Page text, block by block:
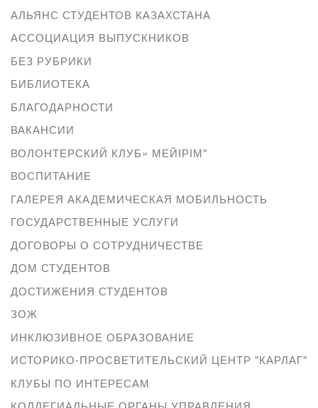
АЛЬЯНС СТУДЕНТОВ КАЗАХСТАНА
АССОЦИАЦИЯ ВЫПУСКНИКОВ
БЕЗ РУБРИКИ
БИБЛИОТЕКА
БЛАГОДАРНОСТИ
ВАКАНСИИ
ВОЛОНТЕРСКИЙ КЛУБ» МЕЙІРІМ"
ВОСПИТАНИЕ
ГАЛЕРЕЯ АКАДЕМИЧЕСКАЯ МОБИЛЬНОСТЬ
ГОСУДАРСТВЕННЫЕ УСЛУГИ
ДОГОВОРЫ О СОТРУДНИЧЕСТВЕ
ДОМ СТУДЕНТОВ
ДОСТИЖЕНИЯ СТУДЕНТОВ
ЗОЖ
ИНКЛЮЗИВНОЕ ОБРАЗОВАНИЕ
ИСТОРИКО-ПРОСВЕТИТЕЛЬСКИЙ ЦЕНТР "КАРЛАГ"
КЛУБЫ ПО ИНТЕРЕСАМ